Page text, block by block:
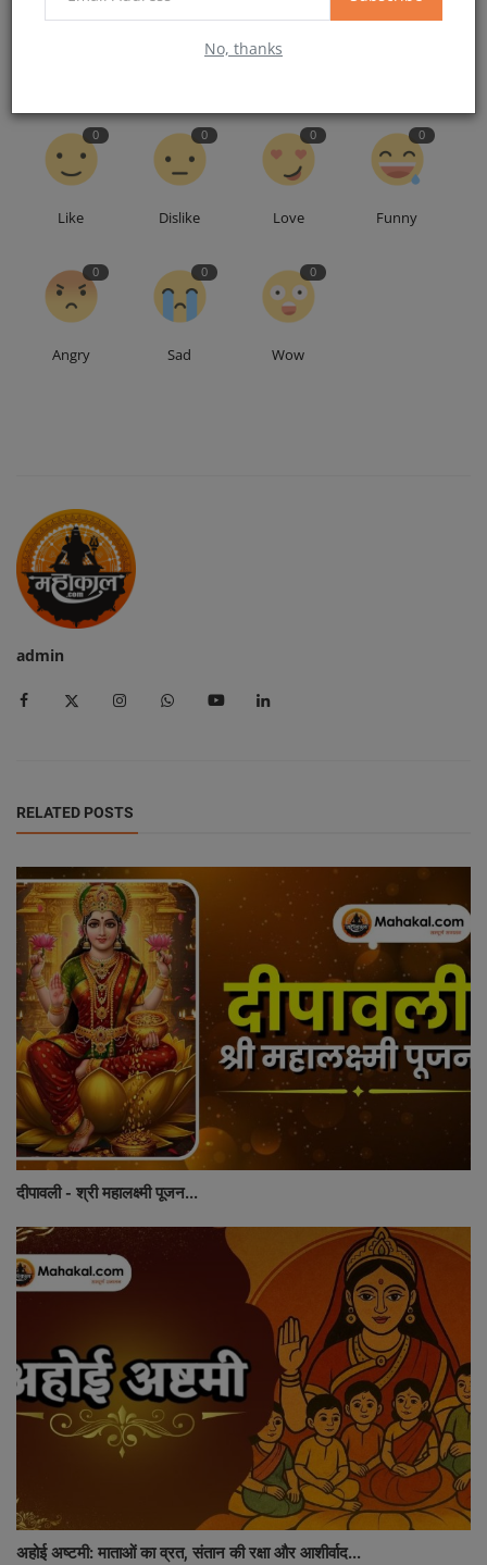
No, thanks
0
Like
0
Dislike
0
Love
0
Funny
0
Angry
0
Sad
0
Wow
admin
RELATED POSTS
दीपावली - श्री महालक्ष्मी पूजन...
अहोई अष्टमी: माताओं का व्रत, संतान की रक्षा और आशीर्वाद...